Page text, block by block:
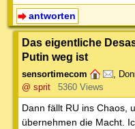
antworten
Das eigentliche
Putin weg ist
sensortimecom ,
@ sprit
5360 Views
Dann fällt RU ins Chaos,
übernehmen die Macht.